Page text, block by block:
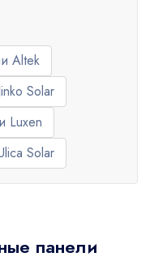
панели
Altek
Solar
Luxen
Solar